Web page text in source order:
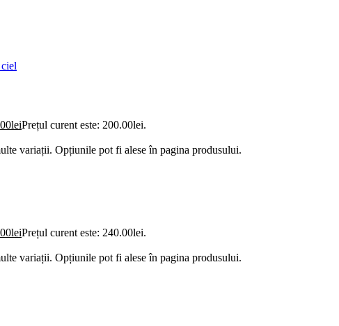
leiPrețul curent este: 200.00lei.
variații. Opțiunile pot fi alese în pagina produsului.
leiPrețul curent este: 240.00lei.
variații. Opțiunile pot fi alese în pagina produsului.